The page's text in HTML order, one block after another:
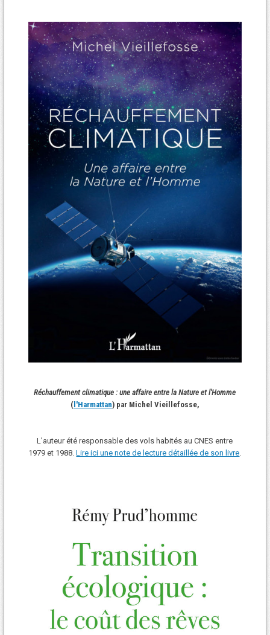
Réchauffement climatique : une affaire entre la Nature et l'Homme
(l'Harmattan) par Michel Vieillefosse,
L'auteur été responsable des vols habités au CNES entre
1979 et 1988.Lire ici une note de lecture détaillée de son livre.